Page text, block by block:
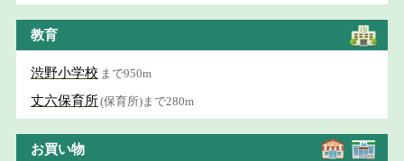
教育
渋野小学校 まで950m
丈六保育所(保育所)まで280m
お買い物